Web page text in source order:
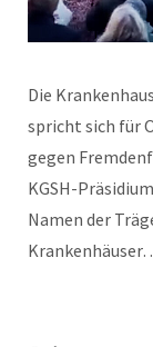
Die
spricht sich für
gegen
KGSH-
Namen der